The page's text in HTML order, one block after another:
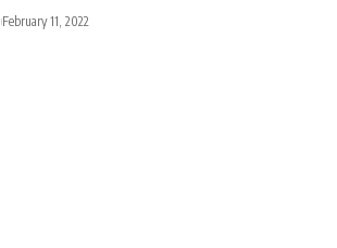
February 11, 2022